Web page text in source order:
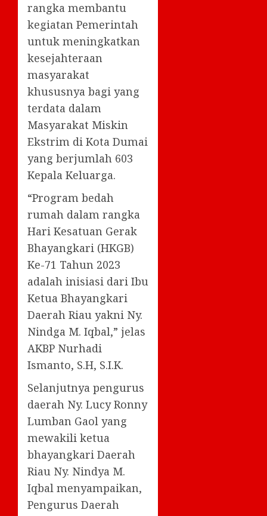
rangka membantu
kegiatan Pemerintah
untuk meningkatkan
kesejahteraan
masyarakat
khususnya bagi yang
terdata dalam
Masyarakat Miskin
Ekstrim di Kota Dumai
yang berjumlah 603
Kepala Keluarga.
“Program bedah
rumah dalam rangka
Hari Kesatuan Gerak
Bhayangkari (HKGB)
Ke-71 Tahun 2023
adalah inisiasi dari Ibu
Ketua Bhayangkari
Daerah Riau yakni Ny.
Nindga M. Iqbal,” jelas
AKBP Nurhadi
Ismanto, S.H, S.I.K.
Selanjutnya pengurus
daerah Ny. Lucy Ronny
Lumban Gaol yang
mewakili ketua
bhayangkari Daerah
Riau Ny. Nindya M.
Iqbal menyampaikan,
Pengurus Daerah